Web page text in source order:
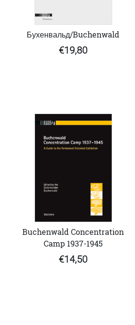
Бухенвальд/Buchenwald
€19,80
Buchenwald Concentration
Camp 1937-1945
€14,50